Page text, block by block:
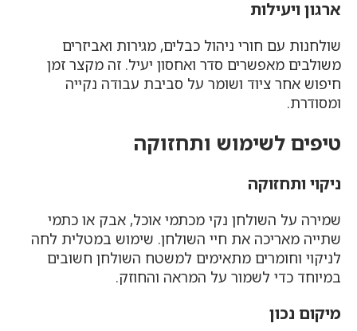
ארגון ויעילות
שולחנות עם חורי ניהול כבלים, מגירות ואביזרים
משולבים מאפשרים סדר ואחסון יעיל. זה מקצר זמן
חיפוש אחר ציוד ושומר על סביבת עבודה נקייה
ומסודרת.
טיפים לשימוש ותחזוקה
ניקוי ותחזוקה
שמירה על השולחן נקי מכתמי אוכל, אבק או כתמי
שתייה מאריכה את חיי השולחן. שימוש במטלית לחה
לניקוי וחומרים מתאימים למשטח השולחן חשובים
במיוחד כדי לשמור על המראה והחוזק.
מיקום נכון